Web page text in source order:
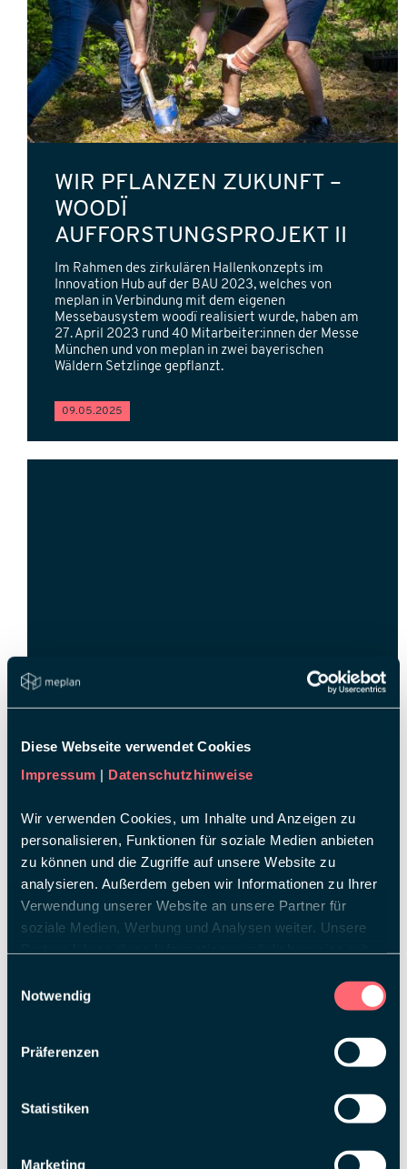
Diese Webseite verwendet Cookies
Impressum | Datenschutzhinweise
Wir verwenden Cookies, um Inhalte und Anzeigen zu
personalisieren, Funktionen für soziale Medien anbieten
zu können und die Zugriffe auf unsere Website zu
analysieren. Außerdem geben wir Informationen zu Ihrer
Verwendung unserer Website an unsere Partner für
soziale Medien, Werbung und Analysen weiter. Unsere
haben oder die sie im Rahmen Ihrer Nutzung der Dienste
Notwendig
Präferenzen
Statistiken
Marketing
WIR PFLANZEN ZUKUNFT –
WOODÏ
AUFFORSTUNGSPROJEKT II
Im Rahmen des zirkulären Hallenkonzepts im
Innovation Hub auf der BAU 2023, welches von
meplan in Verbindung mit dem eigenen
Messebausystem woodï realisiert wurde, haben am
27. April 2023 rund 40 Mitarbeiter:innen der Messe
München und von meplan in zwei bayerischen
Wäldern Setzlinge gepflanzt.
09.05.2025
NEXT CIRCULAR: SMARTER
DESIGN SERVICE
REVOLUTIONIERT DEN
einer Sonderschau zum bidirektionalen Laden von